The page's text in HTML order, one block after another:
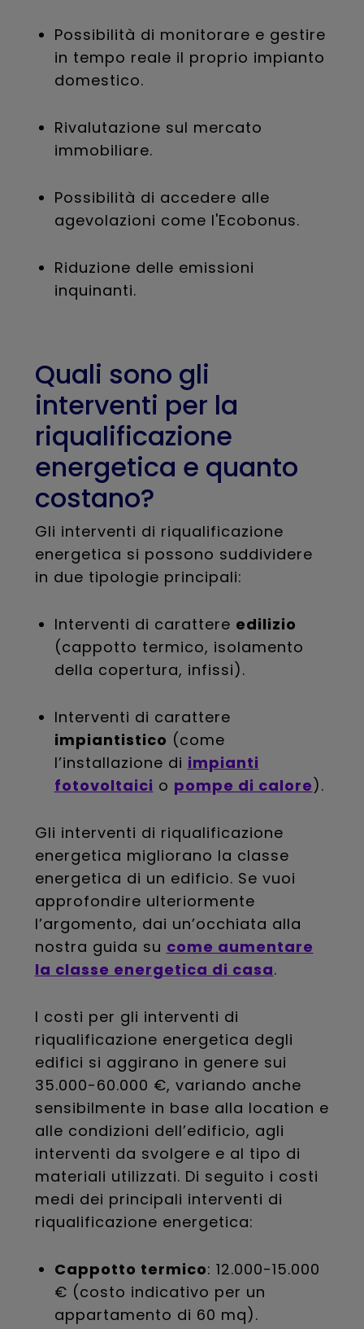
Possibilità di monitorare e gestire
in tempo reale il proprio impianto
domestico.
Rivalutazione sul mercato
immobiliare.
Possibilità di accedere alle
agevolazioni come l'Ecobonus.
Riduzione delle emissioni
inquinanti.
Quali sono gli
interventi per la
riqualificazione
energetica e quanto
costano?
Gli interventi di riqualificazione
energetica si possono suddividere
in due tipologie principali:
Interventi di carattere edilizio
(cappotto termico, isolamento
della copertura, infissi).
Interventi di carattere
impiantistico (come
l’installazione di impianti
fotovoltaici o pompe di calore).
Gli interventi di riqualificazione
energetica migliorano la classe
energetica di un edificio. Se vuoi
approfondire ulteriormente
l’argomento, dai un’occhiata alla
nostra guida su come aumentare
la classe energetica di casa.
I costi per gli interventi di
riqualificazione energetica degli
edifici si aggirano in genere sui
35.000-60.000 €, variando anche
sensibilmente in base alla location e
alle condizioni dell’edificio, agli
interventi da svolgere e al tipo di
materiali utilizzati. Di seguito i costi
medi dei principali interventi di
riqualificazione energetica:
Cappotto termico: 12.000-15.000
€ (costo indicativo per un
appartamento di 60 mq).